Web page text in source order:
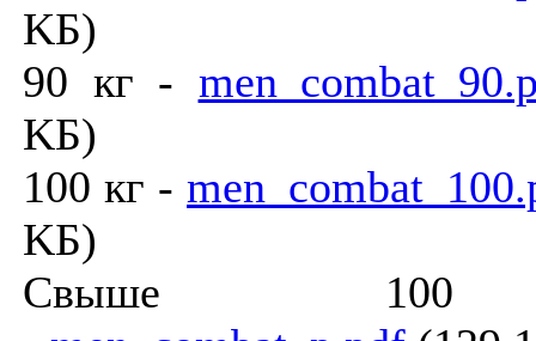
KБ)
90 кг -
KБ)
100 кг -
KБ)
Cвыше